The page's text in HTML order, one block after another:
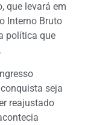
que levará em
Interno Bruto
política que
seja
reajustado